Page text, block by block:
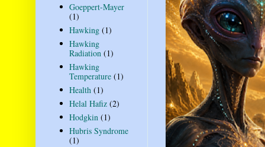
Goeppert-Mayer
(1)
Hawking (1)
Hawking
Radiation (1)
Hawking
Temperature (1)
Health (1)
Helal Hafiz (2)
Hodgkin (1)
Hubris Syndrome
(1)